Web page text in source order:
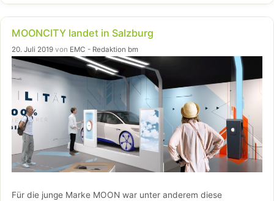
MOONCITY landet in Salzburg
20. Juli 2019 von EMC - Redaktion bm
Für die junge Marke MOON war unter anderem diese